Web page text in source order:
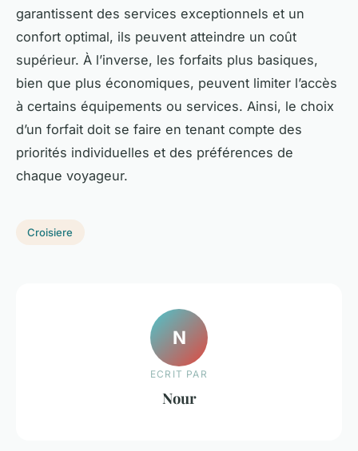
garantissent des services exceptionnels et un
confort optimal, ils peuvent atteindre un coût
supérieur. À l’inverse, les forfaits plus basiques,
bien que plus économiques, peuvent limiter l’accès
à certains équipements ou services. Ainsi, le choix
d’un forfait doit se faire en tenant compte des
priorités individuelles et des préférences de
chaque voyageur.
Croisiere
N
ECRIT PAR
Nour